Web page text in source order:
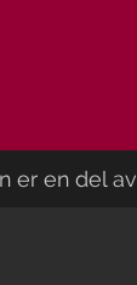
er en del av